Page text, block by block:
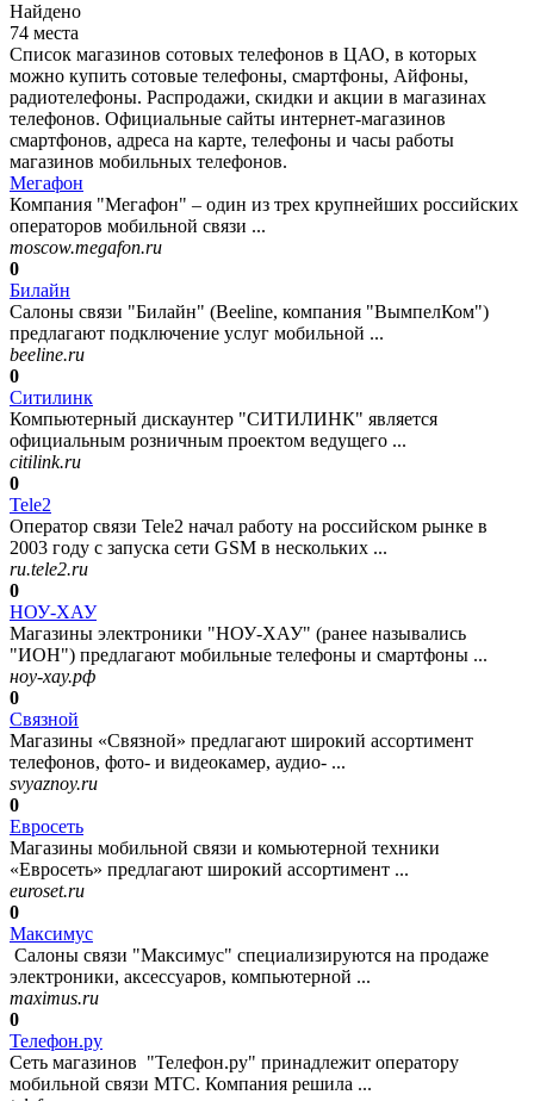
Найдено
74 места
Список магазинов сотовых телефонов в ЦАО, в которых
можно купить сотовые телефоны, смартфоны, Айфоны,
радиотелефоны. Распродажи, скидки и акции в магазинах
телефонов. Официальные сайты интернет-магазинов
смартфонов, адреса на карте, телефоны и часы работы
магазинов мобильных телефонов.
Мегафон
Компания "Мегафон" – один из трех крупнейших российских
операторов мобильной связи ...
moscow.megafon.ru
0
Билайн
Салоны связи "Билайн" (Beeline, компания "ВымпелКом")
предлагают подключение услуг мобильной ...
beeline.ru
0
Ситилинк
Компьютерный дискаунтер "СИТИЛИНК" является
официальным розничным проектом ведущего ...
citilink.ru
0
Tele2
Оператор связи Tele2 начал работу на российском рынке в
2003 году с запуска сети GSM в нескольких ...
ru.tele2.ru
0
НОУ-ХАУ
Магазины электроники "НОУ-ХАУ" (ранее назывались
"ИОН") предлагают мобильные телефоны и смартфоны ...
ноу-хау.рф
0
Связной
Магазины «Связной» предлагают широкий ассортимент
телефонов, фото- и видеокамер, аудио- ...
svyaznoy.ru
0
Евросеть
Магазины мобильной связи и комьютерной техники
«Евросеть» предлагают широкий ассортимент ...
euroset.ru
0
Максимус
Салоны связи "Максимус" специализируются на продаже
электроники, аксессуаров, компьютерной ...
maximus.ru
0
Телефон.ру
Сеть магазинов "Телефон.ру" принадлежит оператору
мобильной связи МТС. Компания решила ...